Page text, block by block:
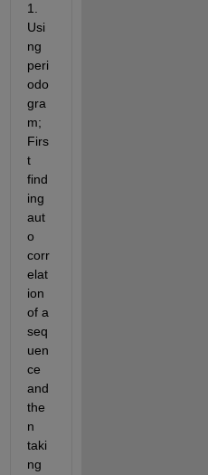
1.
Usi
ng
peri
odo
gra
m;
Firs
t
find
ing
aut
o
corr
elat
ion
of a
seq
uen
ce
and
the
n
taki
ng